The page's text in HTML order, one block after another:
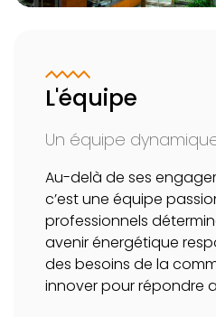
L'équipe
Un équipe
Au-delà de ses
c’est une équipe
professionnels
avenir énergétique
des besoins de la
innover pour répondre